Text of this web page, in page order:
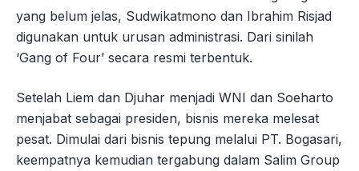
yang belum jelas, Sudwikatmono dan Ibrahim Risjad
digunakan untuk urusan administrasi. Dari sinilah
‘Gang of Four’ secara resmi terbentuk.
Setelah Liem dan Djuhar menjadi WNI dan Soeharto
menjabat sebagai presiden, bisnis mereka melesat
pesat. Dimulai dari bisnis tepung melalui PT. Bogasari,
keempatnya kemudian tergabung dalam Salim Group